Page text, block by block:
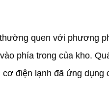
quen với phương
phía trong của kho.
điện lạnh đã ứng